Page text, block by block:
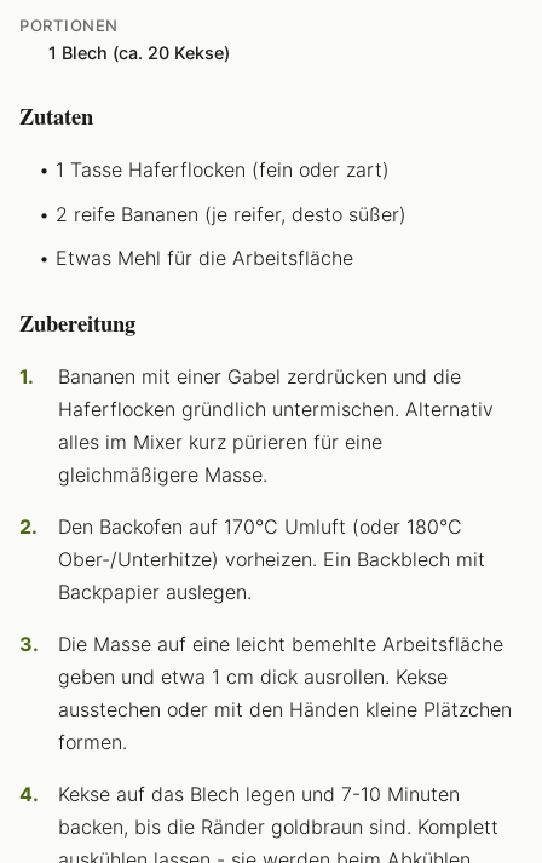
PORTIONEN
1 Blech (ca. 20 Kekse)
Zutaten
1 Tasse Haferflocken (fein oder zart)
2 reife Bananen (je reifer, desto süßer)
Etwas Mehl für die Arbeitsfläche
Zubereitung
Bananen mit einer Gabel zerdrücken und die
Haferflocken gründlich untermischen. Alternativ
alles im Mixer kurz pürieren für eine
gleichmäßigere Masse.
Den Backofen auf 170°C Umluft (oder 180°C
Ober-/Unterhitze) vorheizen. Ein Backblech mit
Backpapier auslegen.
Die Masse auf eine leicht bemehlte Arbeitsfläche
geben und etwa 1 cm dick ausrollen. Kekse
ausstechen oder mit den Händen kleine Plätzchen
formen.
Kekse auf das Blech legen und 7-10 Minuten
backen, bis die Ränder goldbraun sind. Komplett